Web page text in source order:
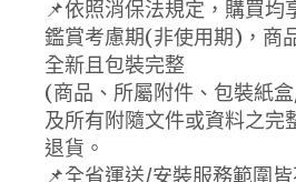
📌依照消保法規定，購買均
鑑賞考慮期(非使用期)，商
全新且包裝完整
(商品、所屬附件、包裝紙
及所有附隨文件或資料之完
退貨。
📌全省運送/安裝服務範圍